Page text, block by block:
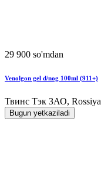
29 900 so'mdan
Venolgon gel d/nog 100ml (911+)
Твинс Тэк ЗАО, Rossiya
Bugun yetkaziladi